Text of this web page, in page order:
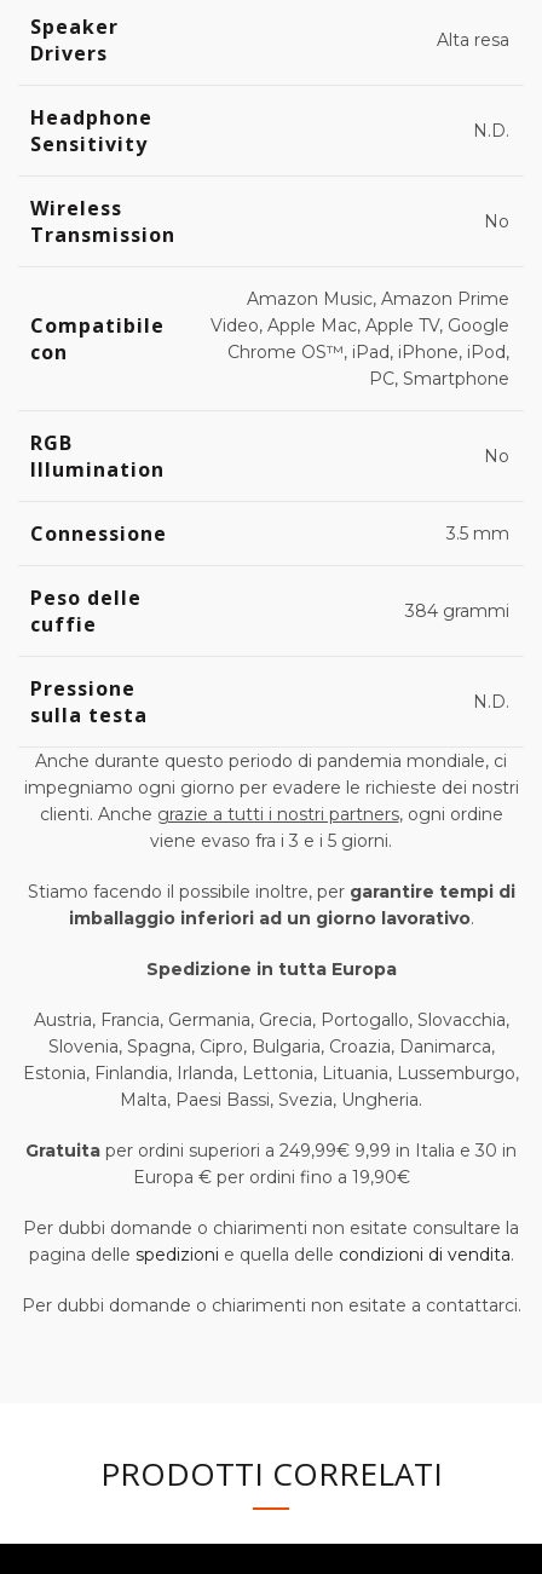
Speaker
Drivers
Alta resa
Headphone
Sensitivity
N.D.
Wireless
Transmission
No
Compatibile
con
Amazon Music, Amazon Prime
Video, Apple Mac, Apple TV, Google
Chrome OS™, iPad, iPhone, iPod,
PC, Smartphone
RGB
Illumination
No
Connessione 3.5 mm
Peso delle
cuffie
384 grammi
Pressione
sulla testa
N.D.
Anche durante questo periodo di pandemia mondiale, ci
impegniamo ogni giorno per evadere le richieste dei nostri
clienti. Anche grazie a tutti i nostri partners, ogni ordine
viene evaso fra i 3 e i 5 giorni.
Stiamo facendo il possibile inoltre, per garantire tempi di
imballaggio inferiori ad un giorno lavorativo.
Spedizione in tutta Europa
Austria, Francia, Germania, Grecia, Portogallo, Slovacchia,
Slovenia, Spagna, Cipro, Bulgaria, Croazia, Danimarca,
Estonia, Finlandia, Irlanda, Lettonia, Lituania, Lussemburgo,
Malta, Paesi Bassi, Svezia, Ungheria.
Gratuita per ordini superiori a 249,99€ 9,99 in Italia e 30 in
Europa € per ordini fino a 19,90€
Per dubbi domande o chiarimenti non esitate consultare la
pagina delle spedizioni e quella delle condizioni di vendita.
Per dubbi domande o chiarimenti non esitate a contattarci.
PRODOTTI CORRELATI